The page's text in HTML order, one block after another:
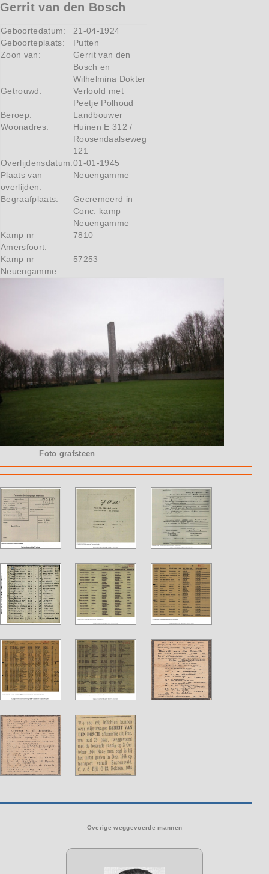
Gerrit van den Bosch
Geboortedatum:
21-04-1924
Geboorteplaats:
Putten
Zoon van:
Gerrit van den
Bosch en
Wilhelmina Dokter
Getrouwd:
Verloofd met
Peetje Polhoud
Beroep:
Landbouwer
Woonadres:
Huinen E 312 /
Roosendaalseweg
121
Overlijdensdatum:01-01-1945
Plaats van
overlijden:
Neuengamme
Begraafplaats:
Gecremeerd in
Conc. kamp
Neuengamme
Kamp nr
Amersfoort:
7810
Kamp nr
Neuengamme:
57253
Foto grafsteen
Overige weggevoerde mannen